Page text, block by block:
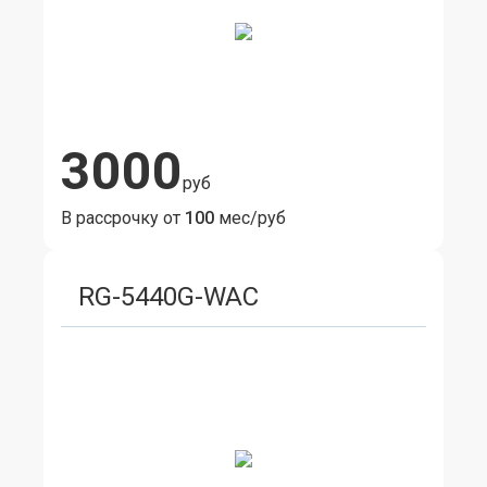
3000руб
В рассрочку от 100 мес/руб
RG-5440G-WAC